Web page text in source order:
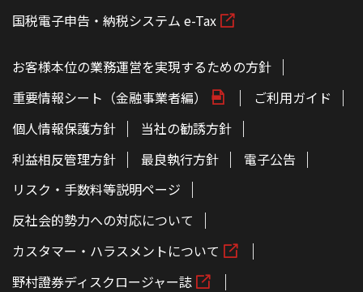
国税電子申告・納税システム e-Tax
お客様本位の業務運営を実現するための方針
重要情報シート（金融事業者編）
ご利用ガイド
個人情報保護方針
当社の勧誘方針
利益相反管理方針
最良執行方針
電子公告
リスク・手数料等説明ページ
反社会的勢力への対応について
カスタマー・ハラスメントについて
野村證券ディスクロージャー誌